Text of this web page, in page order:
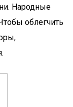
Народные
облегчить